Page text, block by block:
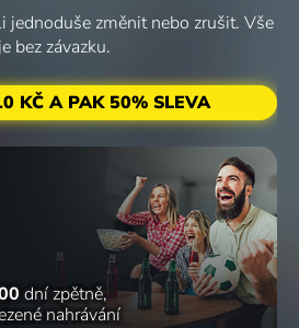
jednoduše změnit nebo zrušit. Vše
je bez závazku.
KČ A PAK 50% SLEVA
dní zpětně
nahrávání